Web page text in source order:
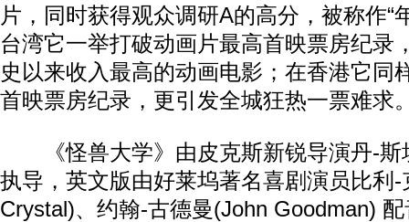
片，同时获得观众调研A的高分，被称作“
台湾它一举打破动画片最高首映票房纪录
史以来收入最高的动画电影；在香港它同
首映票房纪录，更引发全城狂热一票难求
《怪兽大学》由皮克斯新锐导演丹-斯
执导，英文版由好莱坞著名喜剧演员比利-
Crystal)、约翰-古德曼(John Goodman)